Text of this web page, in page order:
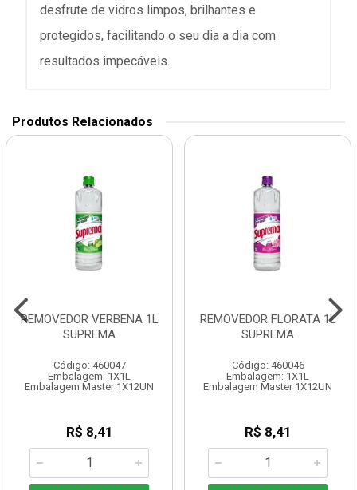
desfrute de vidros limpos, brilhantes e
protegidos, facilitando o seu dia a dia com
resultados impecáveis.
Produtos Relacionados
REMOVEDOR VERBENA 1L
SUPREMA
Código: 460047
Embalagem: 1X1L
Embalagem Master 1X12UN
R$ 8,41
REMOVEDOR FLORATA 1L
SUPREMA
Código: 460046
Embalagem: 1X1L
Embalagem Master 1X12UN
R$ 8,41